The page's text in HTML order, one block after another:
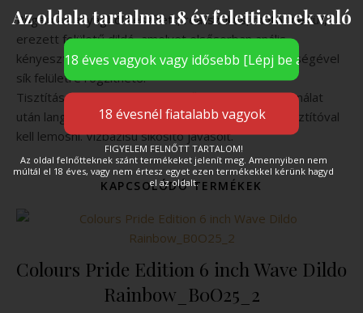
Rugalmas anyagból készített, realisztikus, motor nélküli,
erezett felületű dildó, amelyet elsősorban anális
kényesztetésre javasolnak. Tapadókorongja segítségével
sík felületre rögzíthető.
Tisztítása : minden használat előtt és minden használat
után langyos szappanos vízzel és segédeszköz tisztítóval
kell lemosni. Vízbázisú síkosító javasolt.
KAPCSOLÓDÓ TERMÉKEK
Colours Pride Edition 6 inch Wave Dildo
Rainbow_B0O25_2
Az oldala tartalma 18 év felettieknek való
FIGYELEM FELNŐTT TARTALOM!
Az oldal felnőtteknek szánt termékeket jelenít meg. Amennyiben nem
múltál el 18 éves, vagy nem értesz egyet ezen termékekkel kérünk hagyd
el az oldalt.